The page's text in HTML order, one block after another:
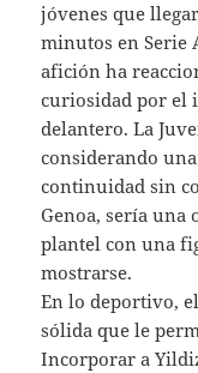
jóvenes que
minutos en Serie
afición ha
curiosidad por el
delantero. La
considerando
continuidad sin
Genoa, sería una
plantel con una
mostrarse.
En lo deportivo,
sólida que le
Incorporar a